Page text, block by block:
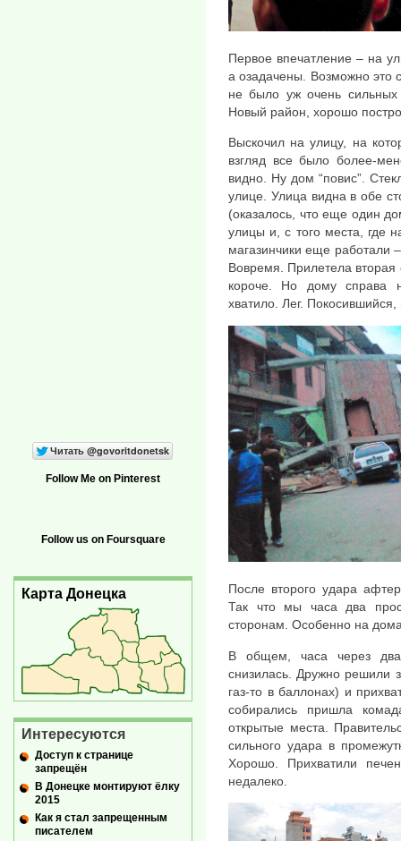
Первое впечатление – на
а озадачены. Возможно это
не было уж очень
Новый район, хорошо
Выскочил на улицу, на
взгляд все было более-
видно. Ну дом “повис”.
улице. Улица видна в обе
(оказалось, что еще один
улицы и, с того места, где
магазинчики еще работали
Вовремя. Прилетела
короче. Но дому справа
хватило. Лег. Покосившийся,
После второго удара
Так что мы часа два
сторонам. Особенно на
В общем, часа через два
снизилась. Дружно решили
газ-то в баллонах) и
собирались пришла
открытые места.
сильного удара в
Хорошо. Прихватили
недалеко.
Follow Me on Pinterest
Follow us on Foursquare
Карта Донецка
Интересуются
Доступ к странице
запрещён
В Донецке монтируют ёлку
2015
Как я стал запрещенным
писателем